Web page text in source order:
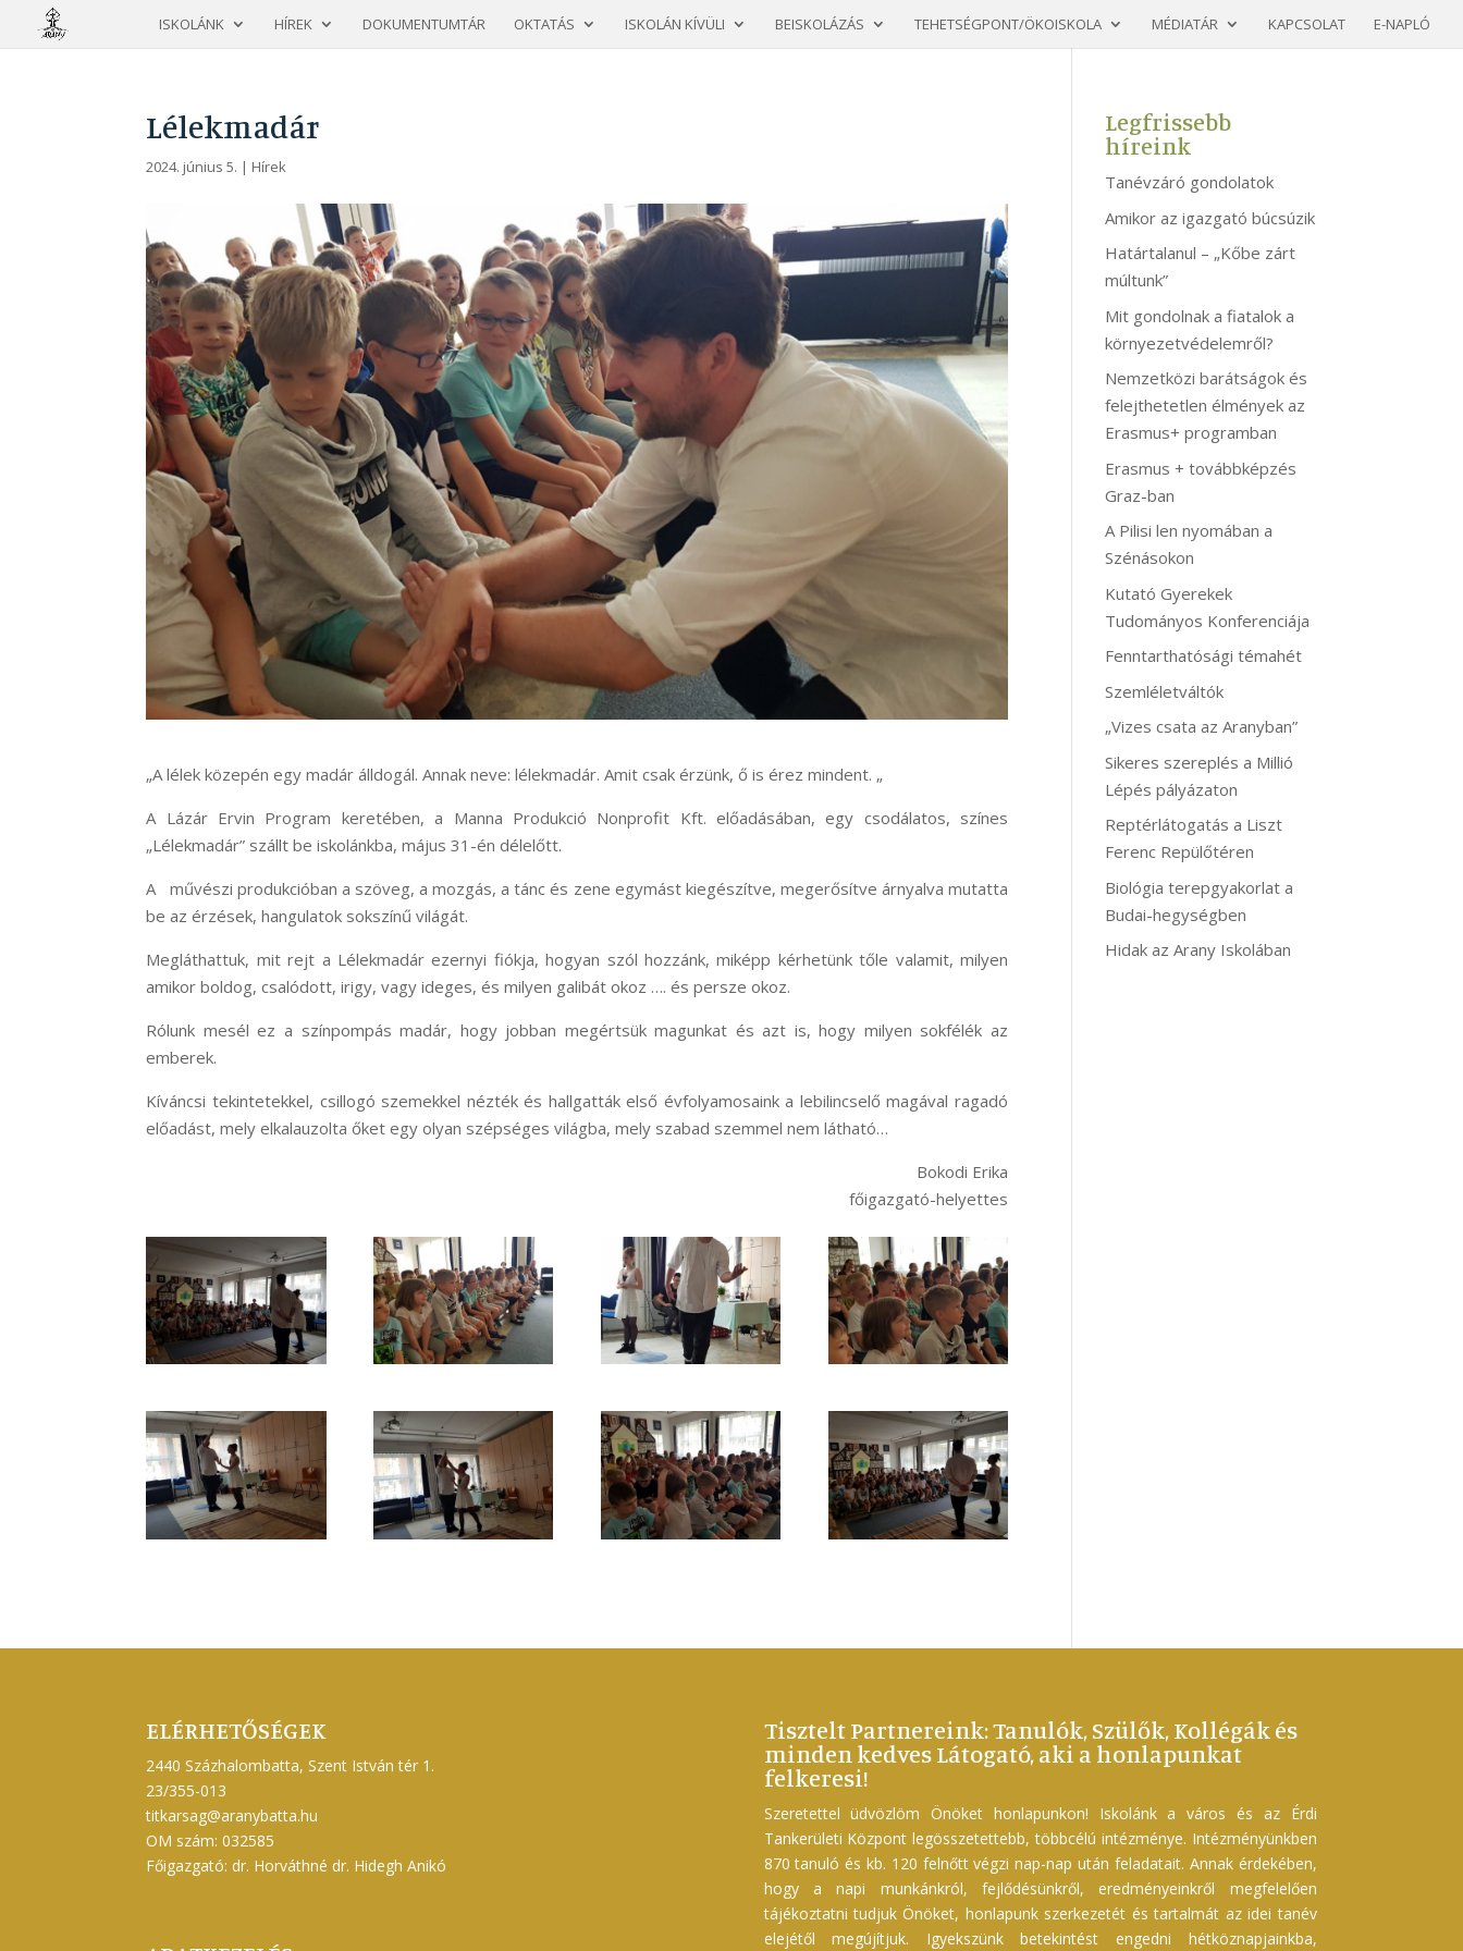
ISKOLÁNK HÍREK DOKUMENTUMTÁR OKTATÁS ISKOLÁN KÍVÜLI BEISKOLÁZÁS TEHETSÉGPONT/ÖKOISKOLA MÉDIATÁR KAPCSOLAT E-NAPLÓ
Lélekmadár
2024. június 5. | Hírek
„A lélek közepén egy madár álldogál. Annak neve: lélekmadár. Amit csak érzünk, ő is érez mindent. „
A Lázár Ervin Program keretében, a Manna Produkció Nonprofit Kft. előadásában, egy csodálatos, színes
„Lélekmadár” szállt be iskolánkba, május 31-én délelőtt.
A művészi produkcióban a szöveg, a mozgás, a tánc és zene egymást kiegészítve, megerősítve árnyalva mutatta
be az érzések, hangulatok sokszínű világát.
Megláthattuk, mit rejt a Lélekmadár ezernyi fiókja, hogyan szól hozzánk, miképp kérhetünk tőle valamit, milyen
amikor boldog, csalódott, irigy, vagy ideges, és milyen galibát okoz …. és persze okoz.
Rólunk mesél ez a színpompás madár, hogy jobban megértsük magunkat és azt is, hogy milyen sokfélék az
emberek.
Kíváncsi tekintetekkel, csillogó szemekkel nézték és hallgatták első évfolyamosaink a lebilincselő magával ragadó
előadást, mely elkalauzolta őket egy olyan szépséges világba, mely szabad szemmel nem látható…
Bokodi Erika
főigazgató-helyettes
Legfrissebb
híreink
Tanévzáró gondolatok
Amikor az igazgató búcsúzik
Határtalanul – „Kőbe zárt
múltunk”
Mit gondolnak a fiatalok a
környezetvédelemről?
Nemzetközi barátságok és
felejthetetlen élmények az
Erasmus+ programban
Erasmus + továbbképzés
Graz-ban
A Pilisi len nyomában a
Szénásokon
Kutató Gyerekek
Tudományos Konferenciája
Fenntarthatósági témahét
Szemléletváltók
„Vizes csata az Aranyban”
Sikeres szereplés a Millió
Lépés pályázaton
Reptérlátogatás a Liszt
Ferenc Repülőtéren
Biológia terepgyakorlat a
Budai-hegységben
Hidak az Arany Iskolában
ELÉRHETŐSÉGEK
2440 Százhalombatta, Szent István tér 1.
23/355-013
titkarsag@aranybatta.hu
OM szám: 032585
Főigazgató: dr. Horváthné dr. Hidegh Anikó
Tisztelt Partnereink: Tanulók, Szülők, Kollégák és
minden kedves Látogató, aki a honlapunkat
felkeresi!
Szeretettel üdvözlöm Önöket honlapunkon! Iskolánk a város és az Érdi
Tankerületi Központ legösszetettebb, többcélú intézménye. Intézményünkben
870 tanuló és kb. 120 felnőtt végzi nap-nap után feladatait. Annak érdekében,
hogy a napi munkánkról, fejlődésünkről, eredményeinkről megfelelően
tájékoztatni tudjuk Önöket, honlapunk szerkezetét és tartalmát az idei tanév
elejétől megújítjuk. Igyekszünk betekintést engedni hétköznapjainkba,